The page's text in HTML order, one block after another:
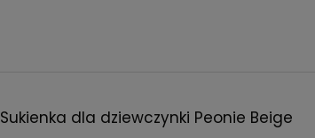
Sukienka dla dziewczynki Peonie Beige